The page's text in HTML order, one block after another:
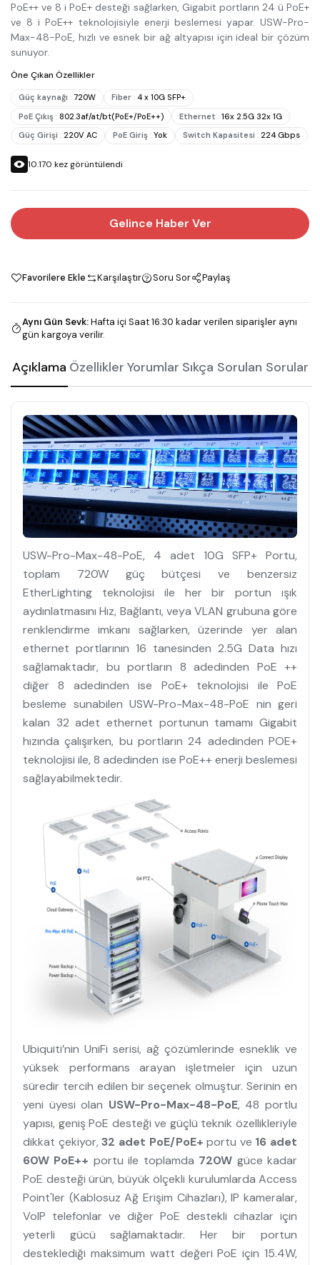
PoE++ ve 8 i PoE+ desteği sağlarken, Gigabit portların 24 ü PoE+
ve 8 i PoE++ teknolojisiyle enerji beslemesi yapar. USW-Pro-
Max-48-PoE, hızlı ve esnek bir ağ altyapısı için ideal bir çözüm
sunuyor.
Öne Çıkan Özellikler
Güç kaynağı : 720W Fiber : 4 x 10G SFP+
PoE Çıkış : 802.3af/at/bt(PoE+/PoE++) Ethernet : 16x 2.5G 32x 1G
Güç Girişi : 220V AC PoE Giriş : Yok Switch Kapasitesi : 224 Gbps
10.170 kez görüntülendi
Gelince Haber Ver
Favorilere Ekle Karşılaştır Soru Sor Paylaş
Aynı Gün Sevk:Hafta içi Saat 16:30 kadar verilen siparişler aynı
gün kargoya verilir.
Açıklama Özellikler Yorumlar Sıkça Sorulan Sorular
USW-Pro-Max-48-PoE, 4 adet 10G SFP+ Portu,
toplam 720W güç bütçesi ve benzersiz
EtherLighting teknolojisi ile her bir portun ışık
aydınlatmasını Hız, Bağlantı, veya VLAN grubuna göre
renklendirme imkanı sağlarken, üzerinde yer alan
ethernet portlarının 16 tanesinden 2.5G Data hızı
sağlamaktadır, bu portların 8 adedinden PoE ++
diğer 8 adedinden ise PoE+ teknolojisi ile PoE
besleme sunabilen USW-Pro-Max-48-PoE nin geri
kalan 32 adet ethernet portunun tamamı Gigabit
hızında çalışırken, bu portların 24 adedinden POE+
teknolojisi ile, 8 adedinden ise PoE++ enerji beslemesi
sağlayabilmektedir.
Ubiquiti’nin UniFi serisi, ağ çözümlerinde esneklik ve
yüksek performans arayan işletmeler için uzun
süredir tercih edilen bir seçenek olmuştur. Serinin en
yeni üyesi olan USW-Pro-Max-48-PoE, 48 portlu
yapısı, geniş PoE desteği ve güçlü teknik özellikleriyle
dikkat çekiyor,32 adet PoE/PoE+ portu ve 16 adet
60W PoE++ portu ile toplamda 720W güce kadar
PoE desteği ürün, büyük ölçekli kurulumlarda Access
Point'ler (Kablosuz Ağ Erişim Cihazları), IP kameralar,
VoIP telefonlar ve diğer PoE destekli cihazlar için
yeterli gücü sağlamaktadır. Her bir portun
desteklediği maksimum watt değeri PoE için 15.4W,